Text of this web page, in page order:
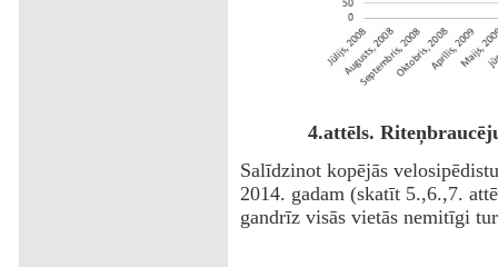
4.attēls.
Salīdzinot kopējās
2014. gadam (skatīt 5.,6.,7.
gandrīz visās vietās nemitīgi